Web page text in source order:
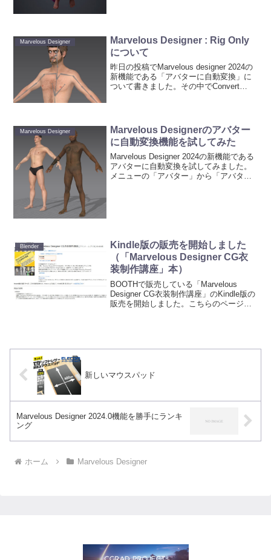
Marvelous Designer
Marvelous Designer : Rig Only
について
昨日の投稿でMarvelous designer 2024の
新機能である「アバターに自動変換」に
ついて書きました。その中でConvert
Marvelous Designer
Marvelous Designerのアバター
に自動変換機能を試してみた
Marvelous Designer 2024の新機能である
アバターに自動変換を試してみました。
メニューの「アバター」から「アバター
Blender
Kindle版の販売を開始しました
（「Marvelous Designer CG衣
装制作講座」本）
BOOTHで販売している「Marvelous
Designer CG衣装制作講座」のKindle版の
販売を開始しました。こちらのページで
新しいマウスパッド
Marvelous Designer 2024.0機能を勝手にランキ
ング
ホーム Marvelous Designer